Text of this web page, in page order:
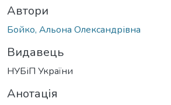
Автори
Бойко, Альона Олександрівна
Видавець
НУБіП України
Анотація